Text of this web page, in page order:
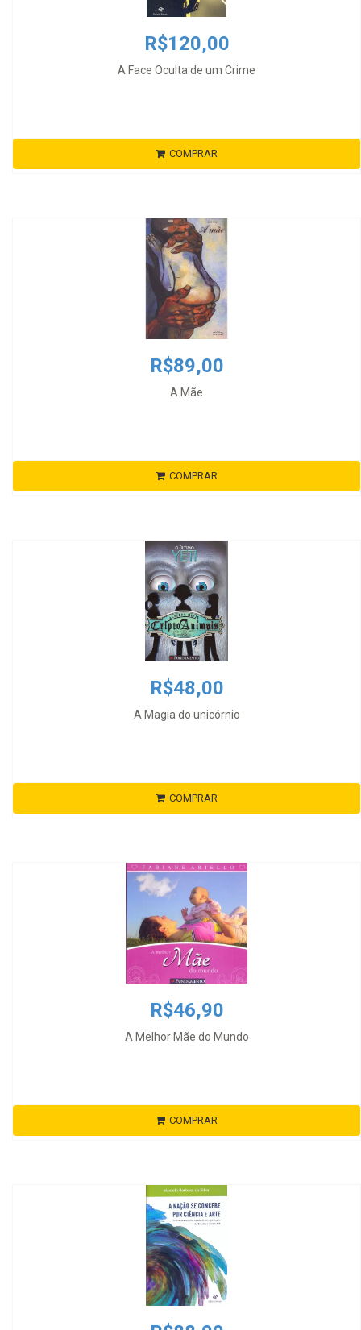
R$120,00
A Face Oculta de um Crime
COMPRAR
R$89,00
A Mãe
COMPRAR
R$48,00
A Magia do unicórnio
COMPRAR
R$46,90
A Melhor Mãe do Mundo
COMPRAR